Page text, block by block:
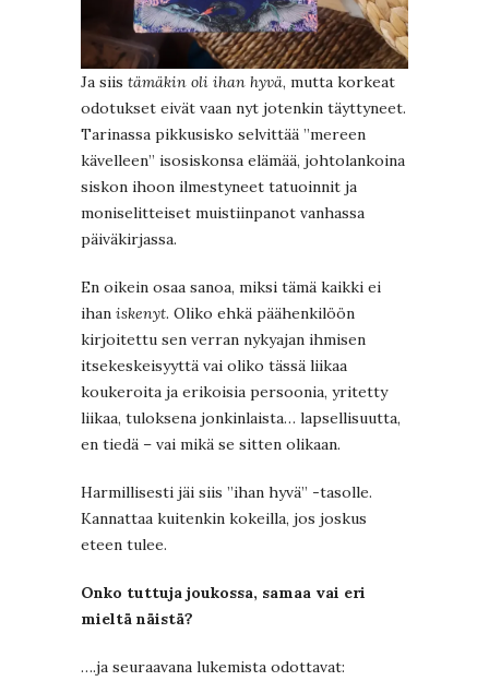
Ja siis tämäkin oli ihan hyvä, mutta korkeat
odotukset eivät vaan nyt jotenkin täyttyneet.
Tarinassa pikkusisko selvittää ”mereen
kävelleen” isosiskonsa elämää, johtolankoina
siskon ihoon ilmestyneet tatuoinnit ja
moniselitteiset muistiinpanot vanhassa
päiväkirjassa.
En oikein osaa sanoa, miksi tämä kaikki ei
ihan iskenyt. Oliko ehkä päähenkilöön
kirjoitettu sen verran nykyajan ihmisen
itsekeskeisyyttä vai oliko tässä liikaa
koukeroita ja erikoisia persoonia, yritetty
liikaa, tuloksena jonkinlaista… lapsellisuutta,
en tiedä – vai mikä se sitten olikaan.
Harmillisesti jäi siis ”ihan hyvä” -tasolle.
Kannattaa kuitenkin kokeilla, jos joskus
eteen tulee.
Onko tuttuja joukossa, samaa vai eri
mieltä näistä?
….ja seuraavana lukemista odottavat: